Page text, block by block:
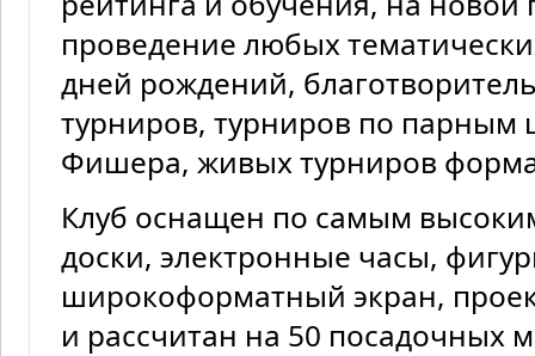
проведение любых
дней рождений,
турниров, турниров по
Фишера, живых турниров
Клуб оснащен по самым
доски, электронные часы,
широкоформатный экран,
и рассчитан на 50 посадочных